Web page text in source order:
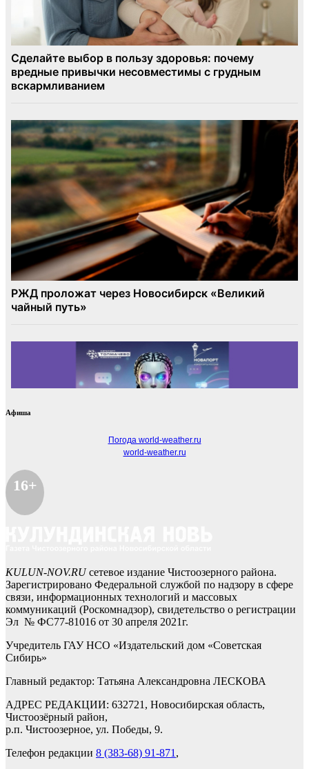
Афиша
Погода world-weather.ru
world-weather.ru
16+
KULUN-NOV.RUсетевое издание Чистоозерного района.
Зарегистрировано Федеральной службой по надзору в сфере
связи, информационных технологий и массовых
коммуникаций (Роскомнадзор), свидетельство о регистрации
Эл № ФС77-81016 от 30 апреля 2021г.
Учредитель ГАУ НСО «Издательский дом «Советская
Сибирь»
Главный редактор: Татьяна Александровна ЛЕСКОВА
АДРЕС РЕДАКЦИИ: 632721, Новосибирская область,
Чистоозёрный район,
р.п. Чистоозерное, ул. Победы, 9.
Телефон редакции 8 (383-68) 91-871 ,